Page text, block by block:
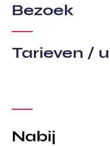
Bezoek
Tarieven /
Nabij